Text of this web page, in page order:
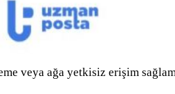
veya ağa yetkisiz erişim